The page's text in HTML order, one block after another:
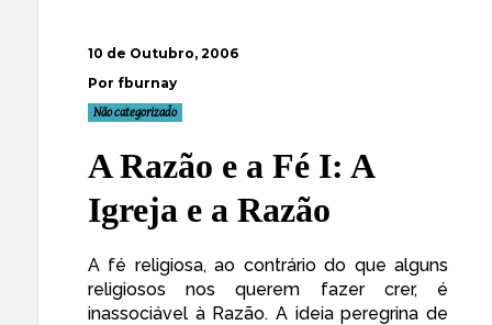
10 de Outubro, 2006
Por fburnay
Não categorizado
A Razão e a Fé I: A
Igreja e a Razão
A fé religiosa, ao contrário do que alguns
religiosos nos querem fazer crer, é
inassociável à Razão. A ideia peregrina de